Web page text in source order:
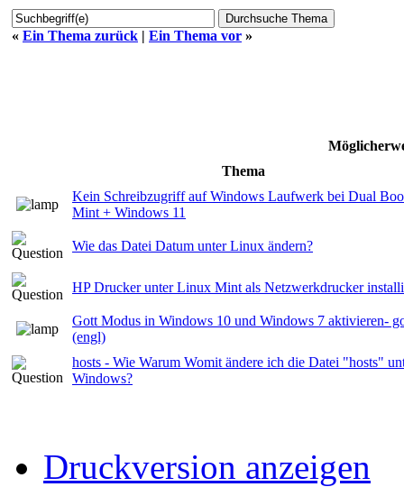
« Ein Thema zurück | Ein Thema vor »
Thema
Kein Schreibzugriff auf Windows Laufwerk bei Dual
Mint + Windows 11
Wie das Datei Datum unter Linux ändern?
HP Drucker unter Linux Mint als Netzwerkdrucker
Gott Modus in Windows 10 und Windows 7 aktivieren-
(engl)
hosts - Wie Warum Womit ändere ich die Datei "hosts"
Windows?
Druckversion anzeigen